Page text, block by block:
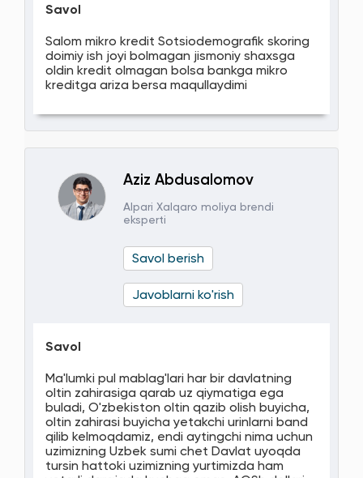
Savol
Salom mikro kredit Sotsiodemografik skoring
doimiy ish joyi bolmagan jismoniy shaxsga
oldin kredit olmagan bolsa bankga mikro
kreditga ariza bersa maqullaydimi
Aziz Abdusalomov
Alpari Xalqaro moliya brendi
eksperti
Savol berish
Javoblarni ko'rish
Savol
Ma'lumki pul mablag'lari har bir davlatning
oltin zahirasiga qarab uz qiymatiga ega
buladi, O'zbekiston oltin qazib olish buyicha,
oltin zahirasi buyicha yetakchi urinlarni band
qilib kelmoqdamiz, endi aytingchi nima uchun
uzimizning Uzbek sumi chet Davlat uyoqda
tursin hattoki uzimizning yurtimizda ham